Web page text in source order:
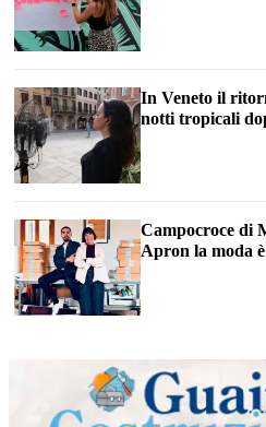
In Veneto il
notti tropicali
Campocroce di
Apron la moda